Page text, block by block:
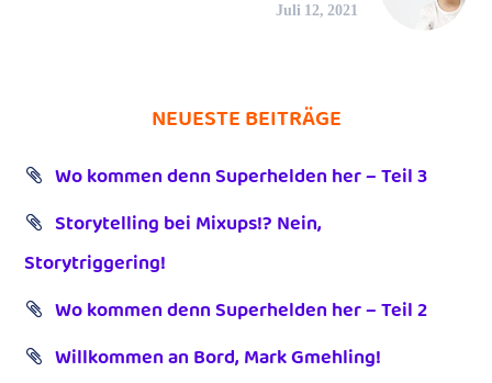
Juli 12, 2021
NEUESTE BEITRÄGE
Wo kommen denn Superhelden her – Teil 3
Storytelling bei Mixups!? Nein,
Storytriggering!
Wo kommen denn Superhelden her – Teil 2
Willkommen an Bord, Mark Gmehling!